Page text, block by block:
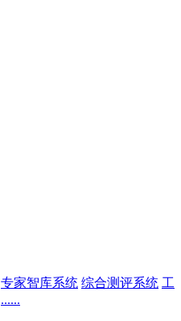
专家智库系统 综合测评系统 工
......